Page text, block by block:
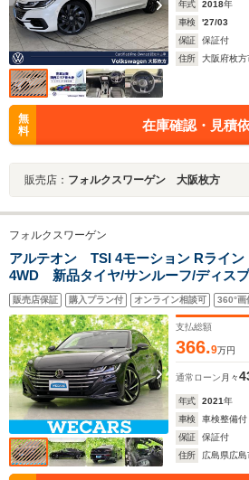
年式 2018年
車検
'27/03
保証
保証付
住所
大阪府枚方
無
料
在庫確認・見積
販売店： フォルクスワーゲン 大阪枚方
フォルクスワーゲン
アルテオン TSI 4モーション Rライン
4WD 新品タイヤ/サンルーフ/ディス
+ナビ/衝突安全装置/シートヒーター/全
逸脱防止支援システム/シート フルレザ
スト 自動操舵
販売店保証 購入プラン付 オンライン相談可 360°画
支払総額
366.9万円
通常ローン 月々
年式 2021年
車検
車検整備付
保証
保証付
住所
広島県広